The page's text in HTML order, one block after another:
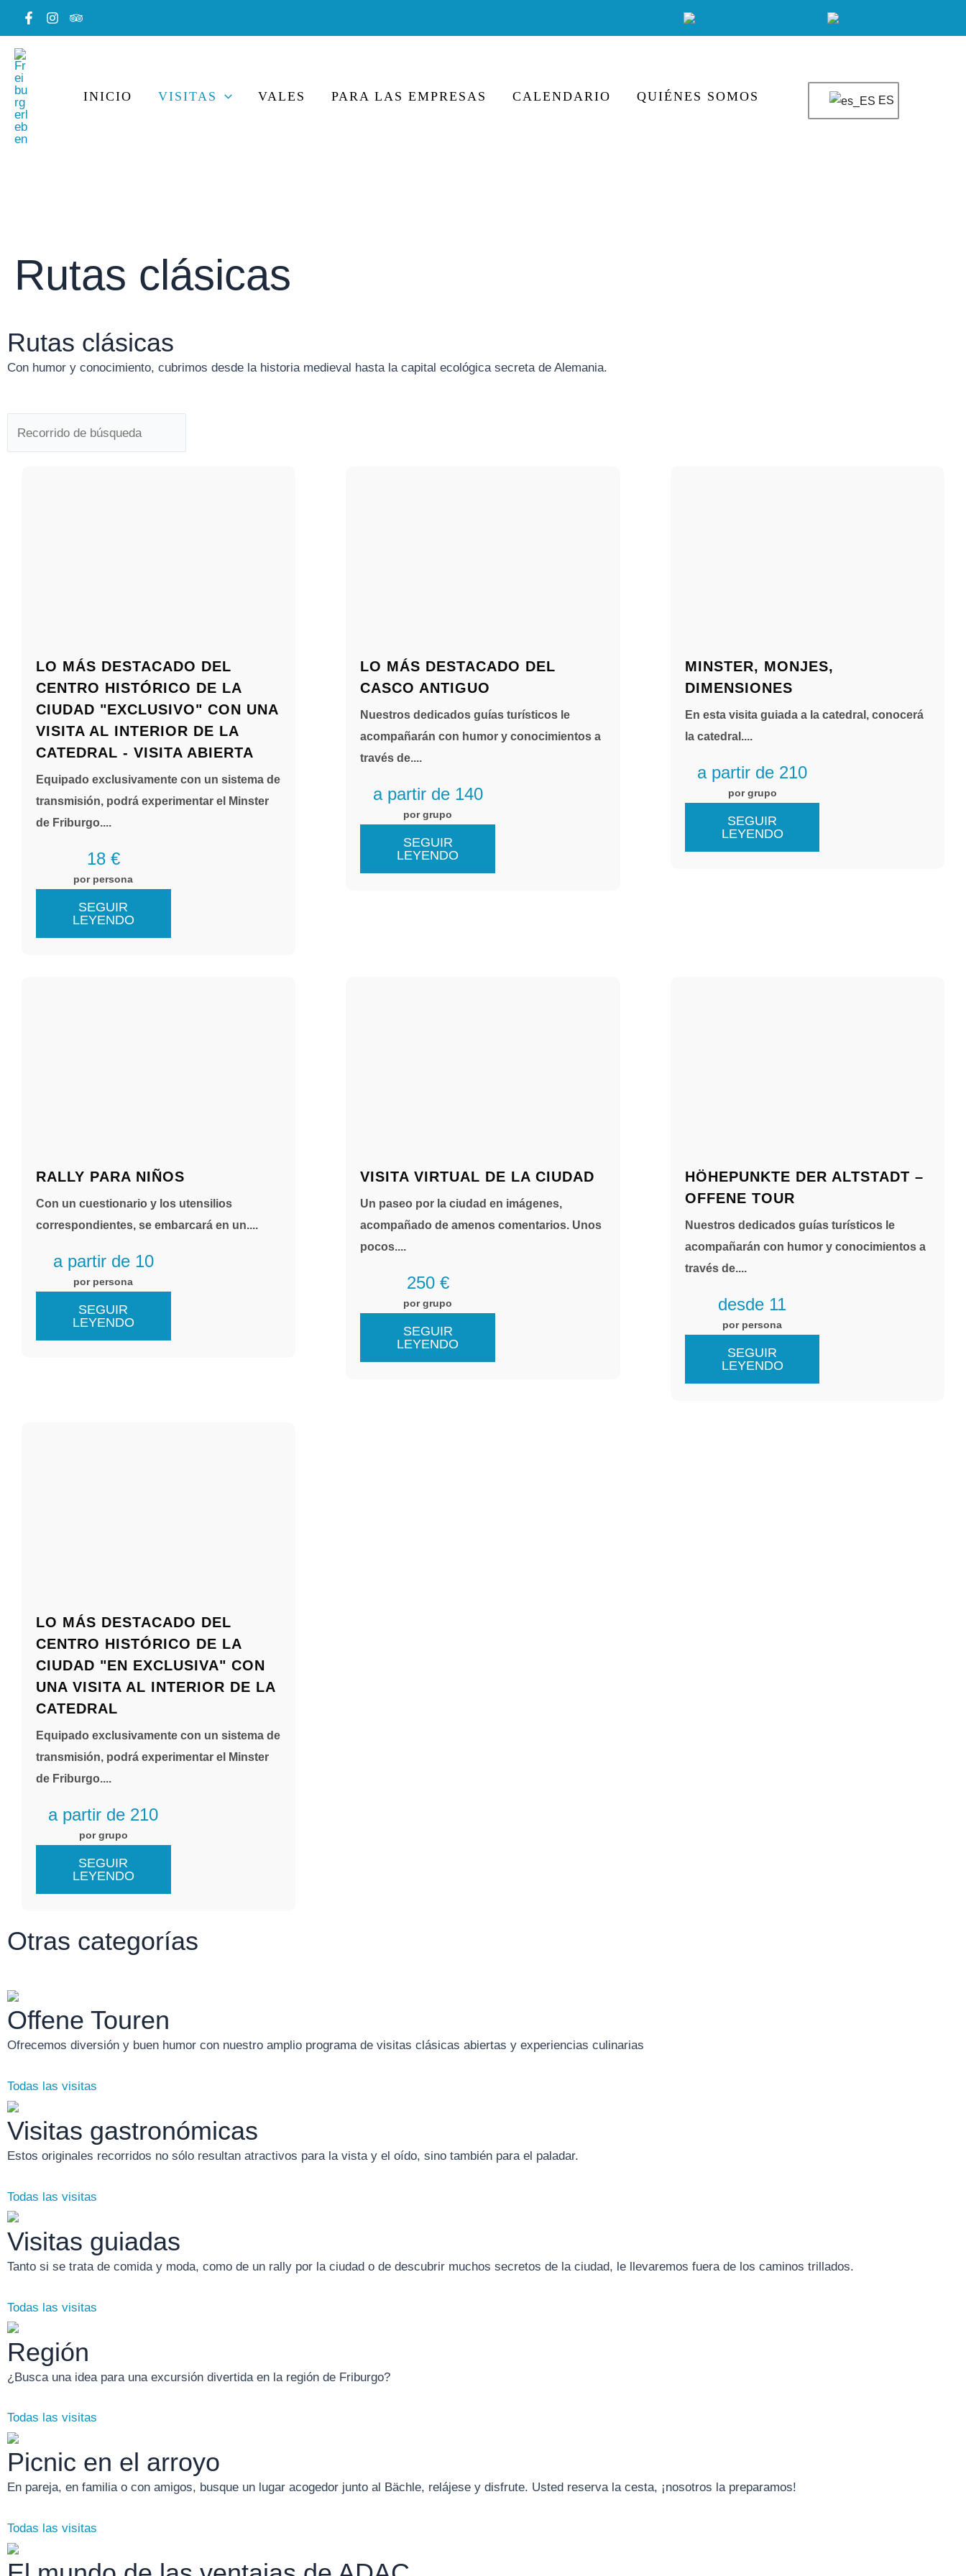
contenido
INICIO VISITAS VALES PARA LAS EMPRESAS CALENDARIO QUIÉNES SOMOS ES
Rutas clásicas
Rutas clásicas
Con humor y conocimiento, cubrimos desde la historia medieval hasta la capital ecológica secreta de Alemania.
LO MÁS DESTACADO DEL
CENTRO HISTÓRICO DE LA
CIUDAD "EXCLUSIVO" CON UNA
VISITA AL INTERIOR DE LA
CATEDRAL - VISITA ABIERTA
Equipado exclusivamente con un sistema de
transmisión, podrá experimentar el Minster
de Friburgo....
18 €
por persona
SEGUIR
LEYENDO
LO MÁS DESTACADO DEL
CASCO ANTIGUO
Nuestros dedicados guías turísticos le
acompañarán con humor y conocimientos a
través de....
a partir de 140
por grupo
SEGUIR
LEYENDO
MINSTER, MONJES,
DIMENSIONES
En esta visita guiada a la catedral, conocerá
la catedral....
a partir de 210
por grupo
SEGUIR
LEYENDO
RALLY PARA NIÑOS
Con un cuestionario y los utensilios
correspondientes, se embarcará en un....
a partir de 10
por persona
SEGUIR
LEYENDO
VISITA VIRTUAL DE LA CIUDAD
Un paseo por la ciudad en imágenes,
acompañado de amenos comentarios. Unos
pocos....
250 €
por grupo
SEGUIR
LEYENDO
HÖHEPUNKTE DER ALTSTADT –
OFFENE TOUR
Nuestros dedicados guías turísticos le
acompañarán con humor y conocimientos a
través de....
desde 11
por persona
SEGUIR
LEYENDO
LO MÁS DESTACADO DEL
CENTRO HISTÓRICO DE LA
CIUDAD "EN EXCLUSIVA" CON
UNA VISITA AL INTERIOR DE LA
CATEDRAL
Equipado exclusivamente con un sistema de
transmisión, podrá experimentar el Minster
de Friburgo....
a partir de 210
por grupo
SEGUIR
LEYENDO
Otras categorías
Offene Touren
Ofrecemos diversión y buen humor con nuestro amplio programa de visitas clásicas abiertas y experiencias culinarias
Todas las visitas
Visitas gastronómicas
Estos originales recorridos no sólo resultan atractivos para la vista y el oído, sino también para el paladar.
Todas las visitas
Visitas guiadas
Tanto si se trata de comida y moda, como de un rally por la ciudad o de descubrir muchos secretos de la ciudad, le llevaremos fuera de los caminos trillados.
Todas las visitas
Región
¿Busca una idea para una excursión divertida en la región de Friburgo?
Todas las visitas
Picnic en el arroyo
En pareja, en familia o con amigos, busque un lugar acogedor junto al Bächle, relájese y disfrute. Usted reserva la cesta, ¡nosotros la preparamos!
Todas las visitas